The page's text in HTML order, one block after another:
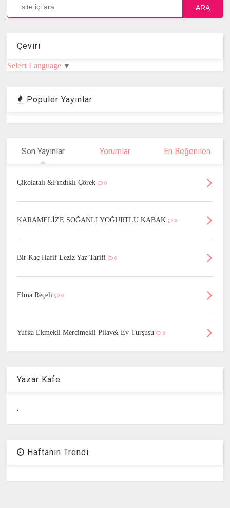
ARA
Çeviri
Select Language ▼
Populer Yayınlar
Son Yayınlar Yorumlar En Beğenilen
Çikolatalı &Fındıklı Çörek 0
KARAMELİZE SOĞANLI YOĞURTLU KABAK 0
Bir Kaç Hafif Leziz Yaz Tarifi 0
Elma Reçeli 0
Yufka Ekmekli Mercimekli Pilav& Ev Turşusu 0
Yazar Kafe
.
Haftanın Trendi